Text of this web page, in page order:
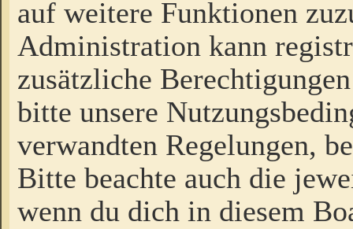
auf weitere Funktionen
Administration kann
zusätzliche
bitte unsere
verwandten Regelungen,
Bitte beachte auch die
wenn du dich in diesem